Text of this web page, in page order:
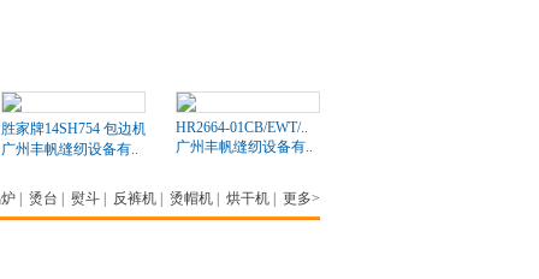
胜家牌14SH754 包边机
广州丰帆缝纫设备有..
HR2664-01CB/EWT/..
广州丰帆缝纫设备有..
烫台 熨斗 反裤机 烫帽机 烘干机 更多>